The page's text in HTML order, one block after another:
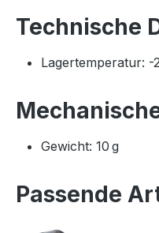
Technische
Lagertemperatur: -
Gewicht: 10 g
Passende